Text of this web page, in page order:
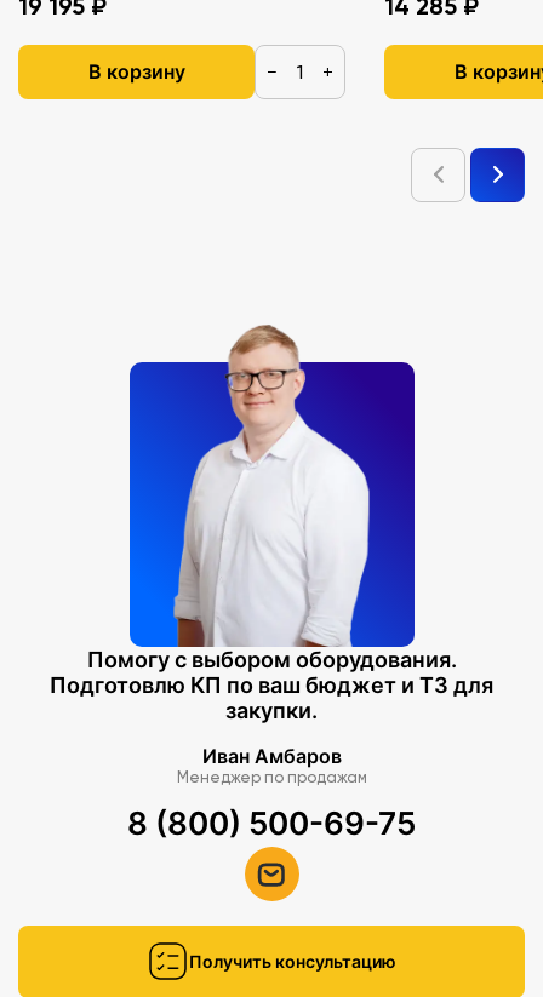
В корзину − + В
Помогу с выбором оборудования.
Подготовлю КП по ваш бюджет и ТЗ для
закупки.
Иван Амбаров
Менеджер по продажам
8 (800) 500-69-75
Получить консультацию